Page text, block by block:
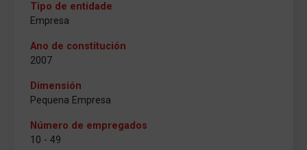
Tipo de entidade
Empresa
Ano de constitución
2007
Dimensión
Pequena Empresa
Número de empregados
10 - 49